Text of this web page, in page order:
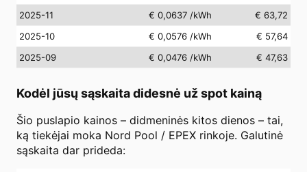
2025-11
€ 0,0637 /kWh
€ 63,72
2025-10
€ 0,0576 /kWh
€ 57,64
2025-09
€ 0,0476 /kWh € 47,63
Kodėl jūsų sąskaita didesnė už spot kainą
Šio puslapio kainos – didmeninės kitos dienos – tai,
ką tiekėjai moka Nord Pool / EPEX rinkoje. Galutinė
sąskaita dar prideda: